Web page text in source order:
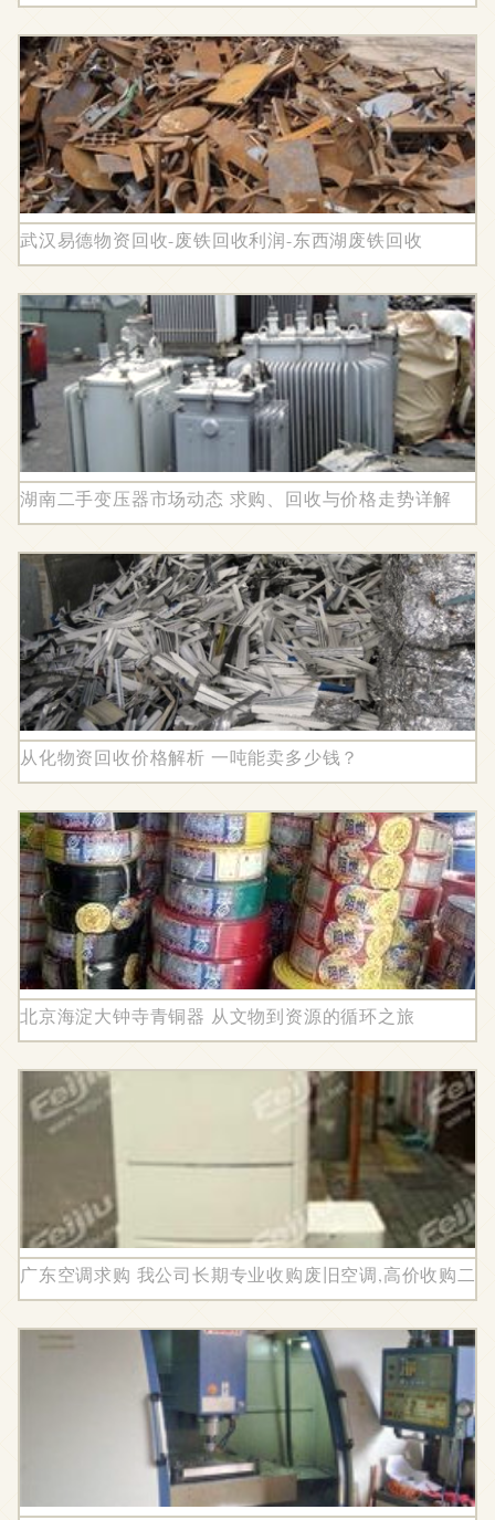
武汉易德物资回收-废铁回收利润-东西湖废铁回收
湖南二手变压器市场动态 求购、回收与价格走势详解
从化物资回收价格解析 一吨能卖多少钱？
北京海淀大钟寺青铜器 从文物到资源的循环之旅
广东空调求购 我公司长期专业收购废旧空调,高价收购二